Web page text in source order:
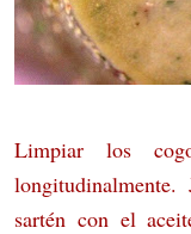
Limpiar los
sartén con el